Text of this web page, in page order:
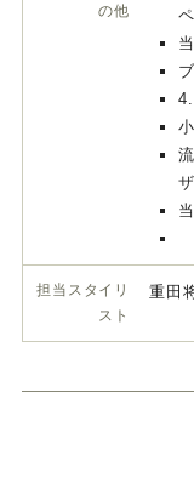
の他
担当スタイリ
スト
重田